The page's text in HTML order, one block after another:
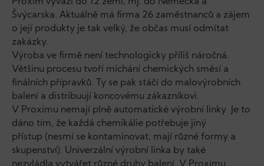
Švýcarska. Aktuálně má firma 26 zaměstnanců a zájem
o její produkty je tak velký, že občas musí odmítat
zakázky.
Výroba ve firmě není technologicky příliš náročná.
Většinu procesu tvoří míchání chemických směsí a
finálních přípravků. Ty se pak stáčí do malovýrobních
balení a distribuují koncovému zákazníkovi.
V Proximu nemají plně automatické výrobní linky. Je to
dáno tím, že každá chemikálie potřebuje jiný
přístup (nesmí se kontaminovat, mají různé formy a
skupenství). Univerzální výrobní linka by také